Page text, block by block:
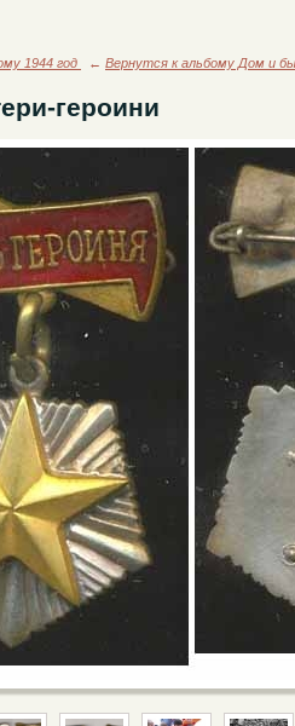
1944 год ← Вернутся к альбому Дом и
героини